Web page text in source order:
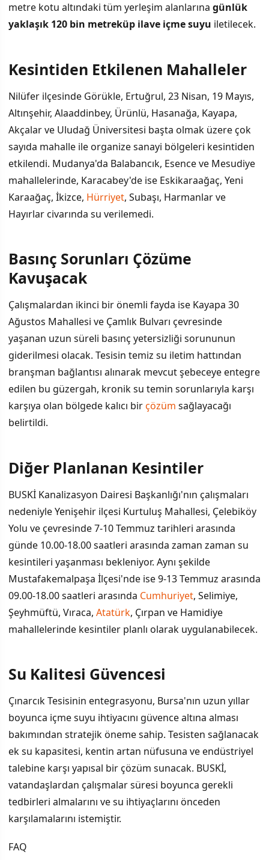
metre kotu altındaki tüm yerleşim alanlarına günlük
yaklaşık 120 bin metreküp ilave içme suyu iletilecek.
Kesintiden Etkilenen Mahalleler
Nilüfer ilçesinde Görükle, Ertuğrul, 23 Nisan, 19 Mayıs,
Altınşehir, Alaaddinbey, Ürünlü, Hasanağa, Kayapa,
Akçalar ve Uludağ Üniversitesi başta olmak üzere çok
sayıda mahalle ile organize sanayi bölgeleri kesintiden
etkilendi. Mudanya'da Balabancık, Esence ve Mesudiye
mahallelerinde, Karacabey'de ise Eskikaraağaç, Yeni
Karaağaç, İkizce, Hürriyet, Subaşı, Harmanlar ve
Hayırlar civarında su verilemedi.
Basınç Sorunları Çözüme
Kavuşacak
Çalışmalardan ikinci bir önemli fayda ise Kayapa 30
Ağustos Mahallesi ve Çamlık Bulvarı çevresinde
yaşanan uzun süreli basınç yetersizliği sorununun
giderilmesi olacak. Tesisin temiz su iletim hattından
branşman bağlantısı alınarak mevcut şebeceye entegre
edilen bu güzergah, kronik su temin sorunlarıyla karşı
karşıya olan bölgede kalıcı birçözüm sağlayacağı
belirtildi.
Diğer Planlanan Kesintiler
BUSKİ Kanalizasyon Dairesi Başkanlığı'nın çalışmaları
nedeniyle Yenişehir ilçesi Kurtuluş Mahallesi, Çelebiköy
Yolu ve çevresinde 7-10 Temmuz tarihleri arasında
günde 10.00-18.00 saatleri arasında zaman zaman su
kesintileri yaşanması bekleniyor. Aynı şekilde
Mustafakemalpaşa İlçesi'nde ise 9-13 Temmuz arasında
09.00-18.00 saatleri arasında Cumhuriyet, Selimiye,
Şeyhmüftü, Vıraca, Atatürk, Çırpan ve Hamidiye
mahallelerinde kesintiler planlı olarak uygulanabilecek.
Su Kalitesi Güvencesi
Çınarcık Tesisinin entegrasyonu, Bursa'nın uzun yıllar
boyunca içme suyu ihtiyacını güvence altına alması
bakımından stratejik öneme sahip. Tesisten sağlanacak
ek su kapasitesi, kentin artan nüfusuna ve endüstriyel
talebine karşı yapısal bir çözüm sunacak. BUSKİ,
vatandaşlardan çalışmalar süresi boyunca gerekli
tedbirleri almalarını ve su ihtiyaçlarını önceden
karşılamalarını istemiştir.
FAQ